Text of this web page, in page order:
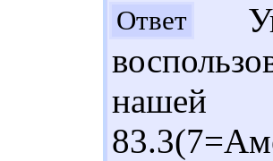
Ответ
нашей